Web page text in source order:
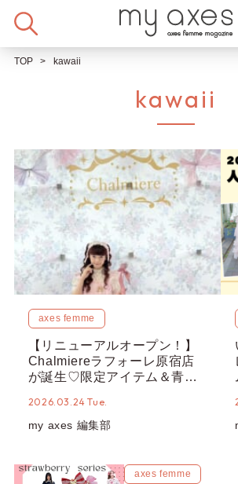
TOP kawaii
kawaii
axes femme
【リニューアルオープン！】
Chalmiereラフォーレ原宿店
が誕生♡限定アイテム＆青木
ポート！
my axes 編集部
2026.03.24 Tue.
axes femme